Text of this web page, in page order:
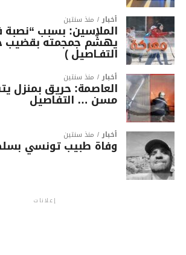
أخبار منذ سنتين
الملاسين: بسبب
يهشّم جمجمته
التفـاصيل )
أخبار منذ سنتين
العاصمة: حريق بمنزل
مسن … التفاصيل
أخبار منذ سنتين
وفاة طبيب تونسي
إعلانات